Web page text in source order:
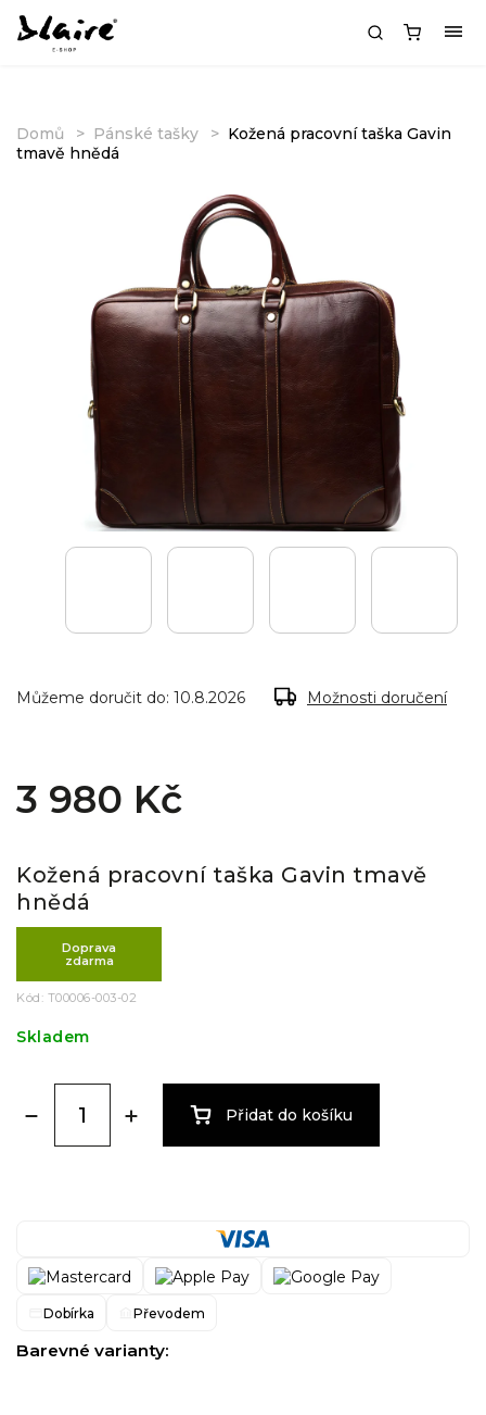
Domů Pánské tašky
Kožená pracovní taška Gavin
tmavě hnědá
Můžeme doručit do: 10.8.2026 Možnosti doručení
3 980 Kč
Kožená pracovní taška Gavin tmavě
hnědá
Doprava
zdarma
Kód: T00006-003-02
Skladem
Přidat do košíku
Dobírka Převodem
Barevné varianty: